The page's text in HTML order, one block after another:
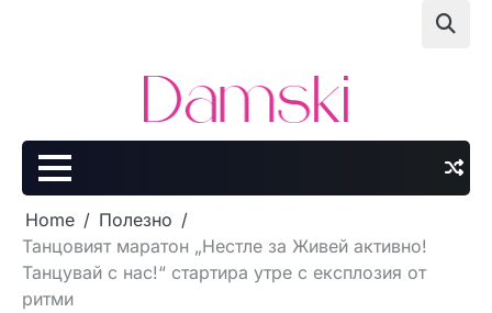
Home
Полезно
Танцовият маратон „Нестле за Живей активно!
Танцувай с нас!“ стартира утре с експлозия от
ритми